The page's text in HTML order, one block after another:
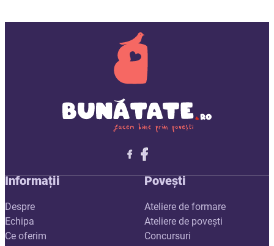
Follow me on X
Follow me on LinkedIn
Follow me on X
Informații
Despre
Echipa
Ce oferim
Povești
Ateliere de formare
Ateliere de povești
Concursuri